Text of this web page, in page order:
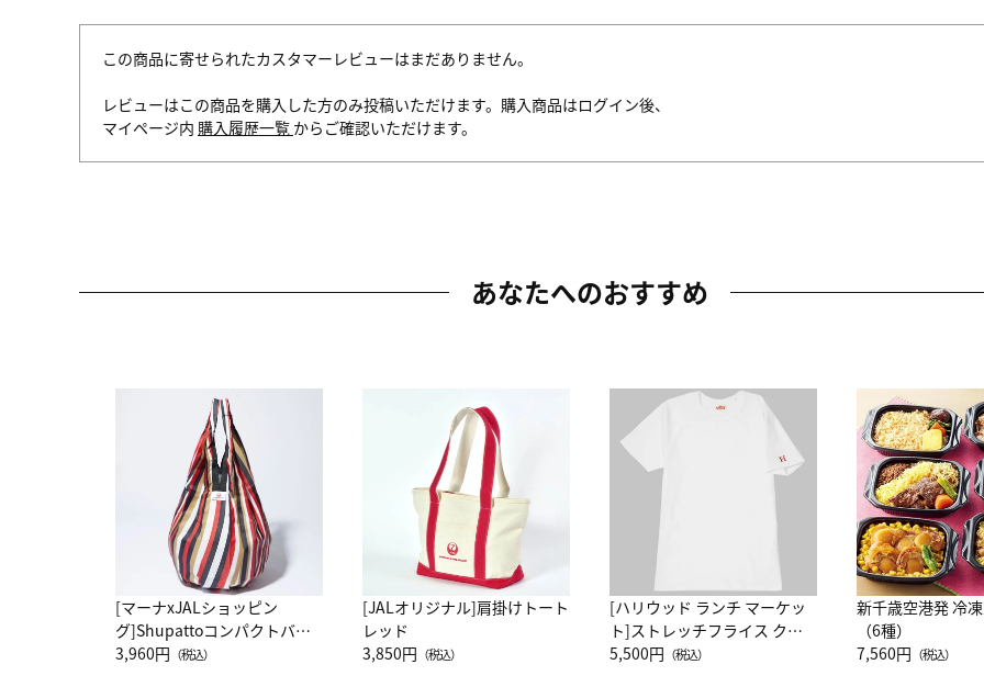
この商品に寄せられたカスタマーレビューはまだありません。
レビューはこの商品を購入した方のみ投稿いただけます。購入商品はログイン後、
マイページ内 購入履歴一覧 からご確認いただけます。
あなたへのおすすめ
[マーナxJALショッピン
グ]Shupattoコンパクトバッ
グ Drop JAL客室乗務員
3,960円 （税込）
[JALオリジナル]肩掛けトート
レッド
3,850円 （税込）
[ハリウッド ランチ マーケッ
ト]ストレッチフライス クル
ーネック別注半袖Ｔシャツ
5,500円 （税込）
新千歳空港発 冷
（6種）
7,560円 （税込）